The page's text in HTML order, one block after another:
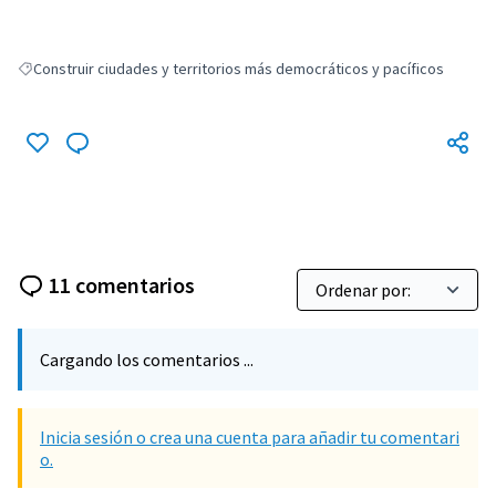
Resultados al filtrar por: Construir ciudades y territorios más
Construir ciudades y territorios más democráticos y pacíficos
11 comentarios
Cargando los comentarios ...
Inicia sesión o crea una cuenta para añadir tu comentari
o.